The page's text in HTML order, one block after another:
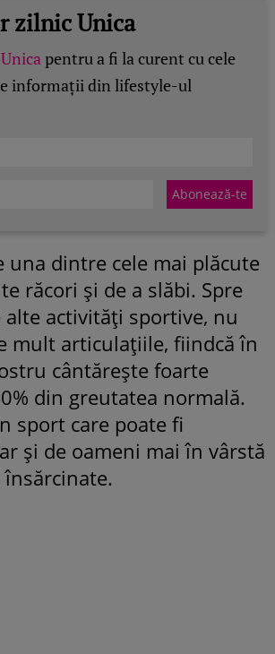
zilnic Unica
Unicapentru a fi la curent cu cele
informații din lifestyle-ul
una dintre cele mai plăcute
răcori şi de a slăbi. Spre
alte activităţi sportive, nu
mult articulaţiile, fiindcă în
cântăreşte foarte
din greutatea normală.
sport care poate fi
şi de oameni mai în vârstă